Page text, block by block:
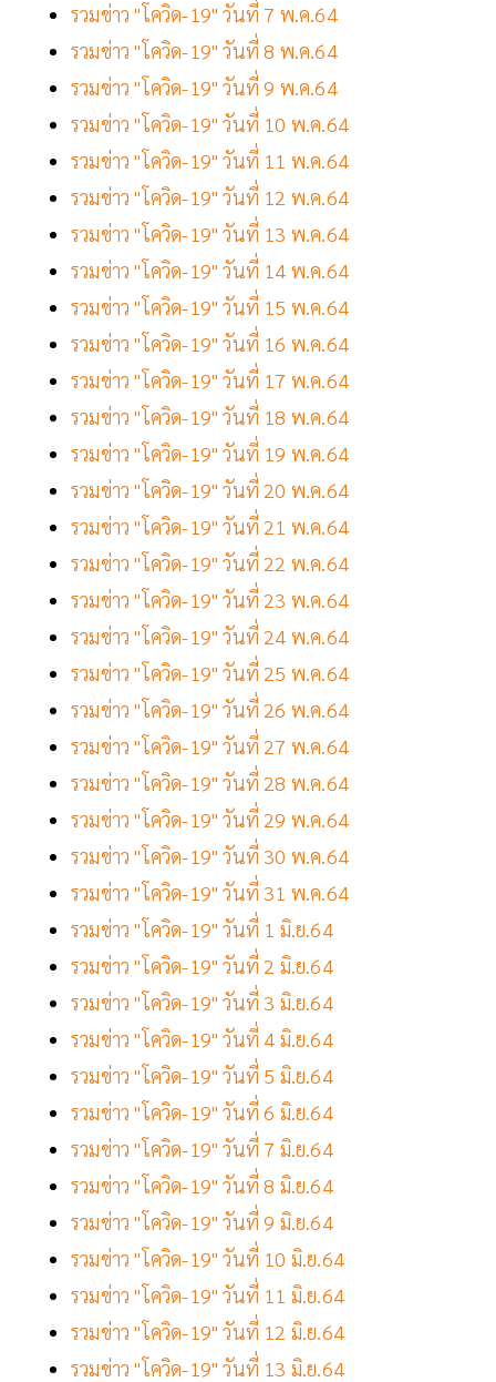
รวมข่าว "โควิด-19" วันที่ 7 พ.ค.64
รวมข่าว "โควิด-19" วันที่ 8 พ.ค.64
รวมข่าว "โควิด-19" วันที่ 9 พ.ค.64
รวมข่าว "โควิด-19" วันที่ 10 พ.ค.64
รวมข่าว "โควิด-19" วันที่ 11 พ.ค.64
รวมข่าว "โควิด-19" วันที่ 12 พ.ค.64
รวมข่าว "โควิด-19" วันที่ 13 พ.ค.64
รวมข่าว "โควิด-19" วันที่ 14 พ.ค.64
รวมข่าว "โควิด-19" วันที่ 15 พ.ค.64
รวมข่าว "โควิด-19" วันที่ 16 พ.ค.64
รวมข่าว "โควิด-19" วันที่ 17 พ.ค.64
รวมข่าว "โควิด-19" วันที่ 18 พ.ค.64
รวมข่าว "โควิด-19" วันที่ 19 พ.ค.64
รวมข่าว "โควิด-19" วันที่ 20 พ.ค.64
รวมข่าว "โควิด-19" วันที่ 21 พ.ค.64
รวมข่าว "โควิด-19" วันที่ 22 พ.ค.64
รวมข่าว "โควิด-19" วันที่ 23 พ.ค.64
รวมข่าว "โควิด-19" วันที่ 24 พ.ค.64
รวมข่าว "โควิด-19" วันที่ 25 พ.ค.64
รวมข่าว "โควิด-19" วันที่ 26 พ.ค.64
รวมข่าว "โควิด-19" วันที่ 27 พ.ค.64
รวมข่าว "โควิด-19" วันที่ 28 พ.ค.64
รวมข่าว "โควิด-19" วันที่ 29 พ.ค.64
รวมข่าว "โควิด-19" วันที่ 30 พ.ค.64
รวมข่าว "โควิด-19" วันที่ 31 พ.ค.64
รวมข่าว "โควิด-19" วันที่ 1 มิ.ย.64
รวมข่าว "โควิด-19" วันที่ 2 มิ.ย.64
รวมข่าว "โควิด-19" วันที่ 3 มิ.ย.64
รวมข่าว "โควิด-19" วันที่ 4 มิ.ย.64
รวมข่าว "โควิด-19" วันที่ 5 มิ.ย.64
รวมข่าว "โควิด-19" วันที่ 6 มิ.ย.64
รวมข่าว "โควิด-19" วันที่ 7 มิ.ย.64
รวมข่าว "โควิด-19" วันที่ 8 มิ.ย.64
รวมข่าว "โควิด-19" วันที่ 9 มิ.ย.64
รวมข่าว "โควิด-19" วันที่ 10 มิ.ย.64
รวมข่าว "โควิด-19" วันที่ 11 มิ.ย.64
รวมข่าว "โควิด-19" วันที่ 12 มิ.ย.64
รวมข่าว "โควิด-19" วันที่ 13 มิ.ย.64